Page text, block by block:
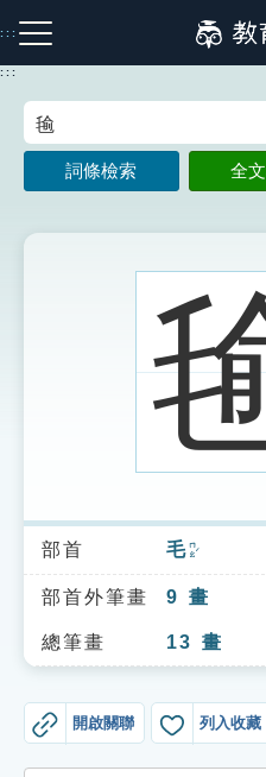
到
主
:::
注音索引圖示 筆畫索
索引選單
知識索引
單字索引
:::
詞條檢索 全
部首 毛ㄇㄠˊ
部首外筆畫 9 畫
總筆畫 13 畫
開啟關聯 列入收藏